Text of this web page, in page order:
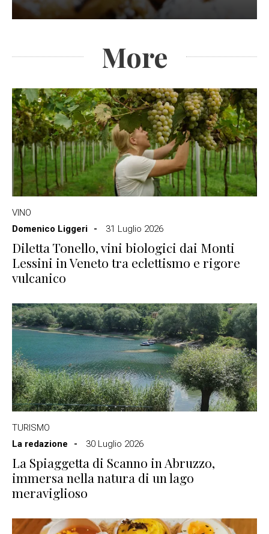
More
VINO
Domenico Liggeri
31 Luglio 2026
Diletta Tonello, vini biologici dai Monti
Lessini in Veneto tra eclettismo e rigore
vulcanico
TURISMO
La redazione
30 Luglio 2026
La Spiaggetta di Scanno in Abruzzo,
immersa nella natura di un lago
meraviglioso